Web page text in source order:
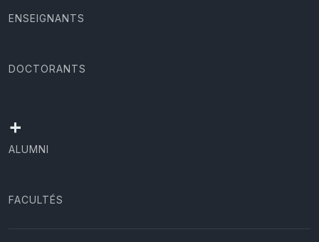
ENSEIGNANTS
DOCTORANTS
+
ALUMNI
FACULTÉS